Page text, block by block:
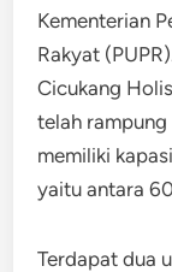
Kementerian
Rakyat
Cicukang
telah rampung
memiliki
yaitu antara
Terdapat dua